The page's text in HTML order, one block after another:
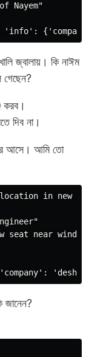
জ্বালায়। কি নাঈম
গেছেন?
করব।
দিব না।
আসে। আমি তো
location in new
near
জানেন?